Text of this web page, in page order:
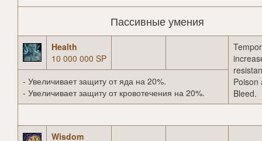
Пассивные умения
Health
10 000 000 SP
Poison
Bleed.
- Увеличивает защиту от яда на 20%.
- Увеличивает защиту от кровотечения на 20%.
Wisdom